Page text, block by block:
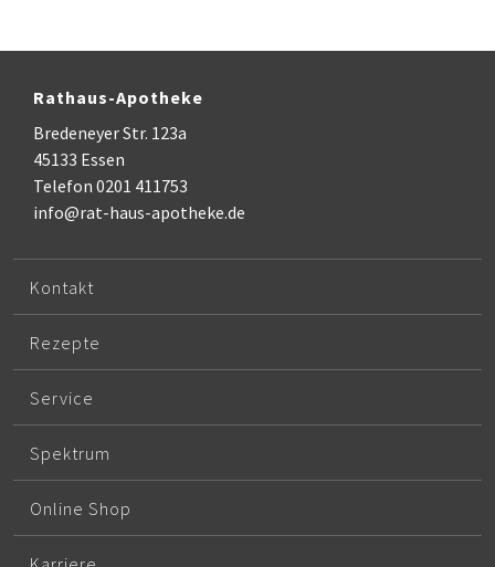
Rathaus-Apotheke
Bredeneyer Str. 123a
45133 Essen
Telefon 0201 411753
info@rat-haus-apotheke.de
Kontakt
Rezepte
Service
Spektrum
Online Shop